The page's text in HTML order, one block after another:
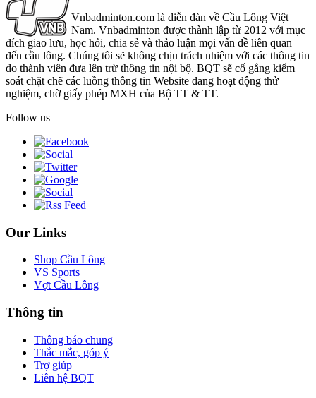
Vnbadminton.com là diễn đàn về Cầu Lông Việt
Nam. Vnbadminton được thành lập từ 2012 với mục
đích giao lưu, học hỏi, chia sẻ và thảo luận mọi vấn đề liên quan
đến cầu lông. Chúng tôi sẽ không chịu trách nhiệm với các thông tin
do thành viên đưa lên trừ thông tin nội bộ. BQT sẽ cố gắng kiểm
soát chặt chẽ các luồng thông tin Website đang hoạt động thử
nghiệm, chờ giấy phép MXH của Bộ TT & TT.
Follow us
Our Links
Shop Cầu Lông
VS Sports
Vợt Cầu Lông
Thông tin
Thông báo chung
Thắc mắc, góp ý
Trợ giúp
Liên hệ BQT